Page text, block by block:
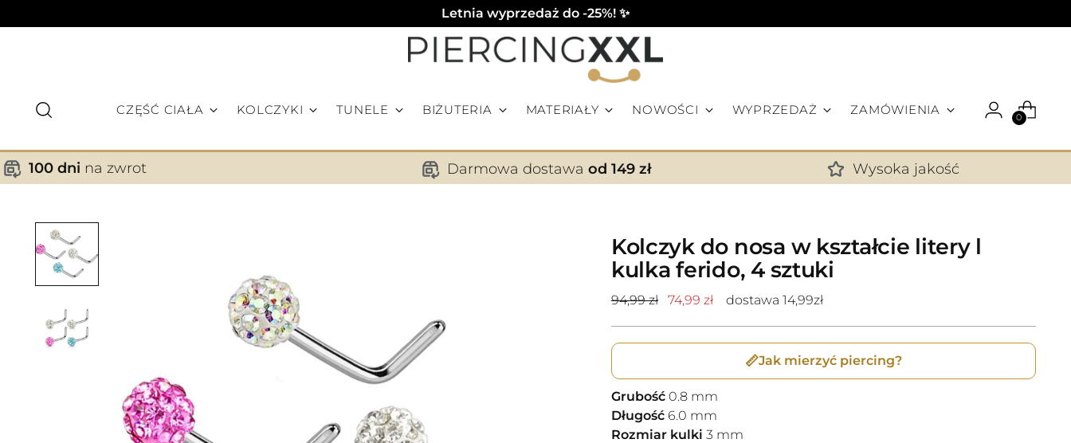
Letnia wyprzedaż do -25%! ✨
CZĘŚĆ CIAŁA KOLCZYKI TUNELE BIŻUTERIA MATERIAŁY NOWOŚCI WYPRZEDAŻ ZAMÓWIENIA
0
✕
100 dni na zwrot Darmowa dostawa od 149 zł Wysoka jakość
Kolczyk do nosa w kształcie litery l
kulka ferido, 4 sztuki
Cena
94,99 zł 74,99 zł dostawa 14,99zł
📏Jak mierzyć piercing?
Grubość 0.8mm
Długość 6.0 mm
Rozmiar kulki 3 mm